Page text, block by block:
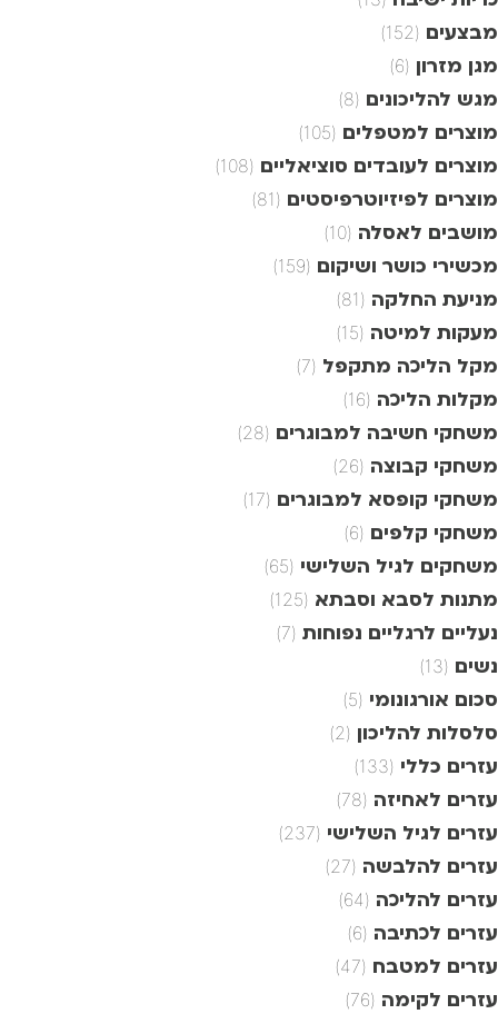
מבצעים (152)
מגן מזרון (6)
מגש להליכונים (8)
מוצרים למטפלים (105)
מוצרים לעובדים סוציאליים (108)
מוצרים לפיזיוטרפיסטים (81)
מושבים לאסלה (10)
מכשירי כושר ושיקום (159)
מניעת החלקה (81)
מעקות למיטה (15)
מקל הליכה מתקפל (7)
מקלות הליכה (16)
משחקי חשיבה למבוגרים (28)
משחקי קבוצה (26)
משחקי קופסא למבוגרים (17)
משחקי קלפים (6)
משחקים לגיל השלישי (65)
מתנות לסבא וסבתא (125)
נעליים לרגליים נפוחות (7)
נשים (13)
סכום אורגונומי (5)
סלסלות להליכון (2)
עזרים כללי (133)
עזרים לאחיזה (78)
עזרים לגיל השלישי (237)
עזרים להלבשה (27)
עזרים להליכה (64)
עזרים לכתיבה (6)
עזרים למטבח (47)
עזרים לקימה (76)